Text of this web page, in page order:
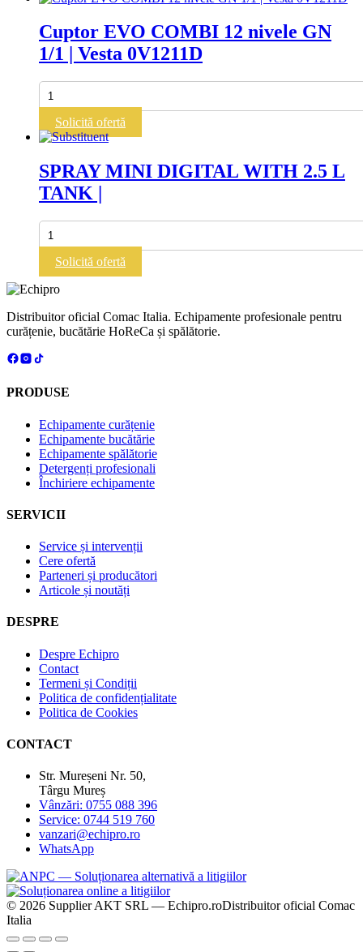
Cuptor EVO COMBI 12 nivele GN
1/1 | Vesta 0V1211D
Cantitate
Cuptor
EVO
COMBI
12
GN
1/1
|
Vesta
0V1211D
Solicită ofertă
SPRAY MINI DIGITAL WITH 2.5 L
TANK |
Cantitate
SPRAY
MINI
DIGITAL
WITH
2.5
L
TANK
Solicită ofertă
Distribuitor oficial Comac Italia. Echipamente profesionale pentru
curățenie, bucătărie HoReCa și spălătorie.
PRODUSE
Echipamente curățenie
Echipamente bucătărie
Echipamente spălătorie
Detergenți profesionali
Închiriere echipamente
SERVICII
Service și intervenții
Cere ofertă
Parteneri și producători
Articole și noutăți
DESPRE
Despre Echipro
Contact
Termeni și Condiții
Politica de confidențialitate
Politica de Cookies
CONTACT
Str. Mureșeni Nr. 50,
Târgu Mureș
Vânzări: 0755 088 396
Service: 0744 519 760
vanzari@echipro.ro
WhatsApp
© 2026 Supplier AKT SRL — Echipro.roDistribuitor oficial Comac
Italia